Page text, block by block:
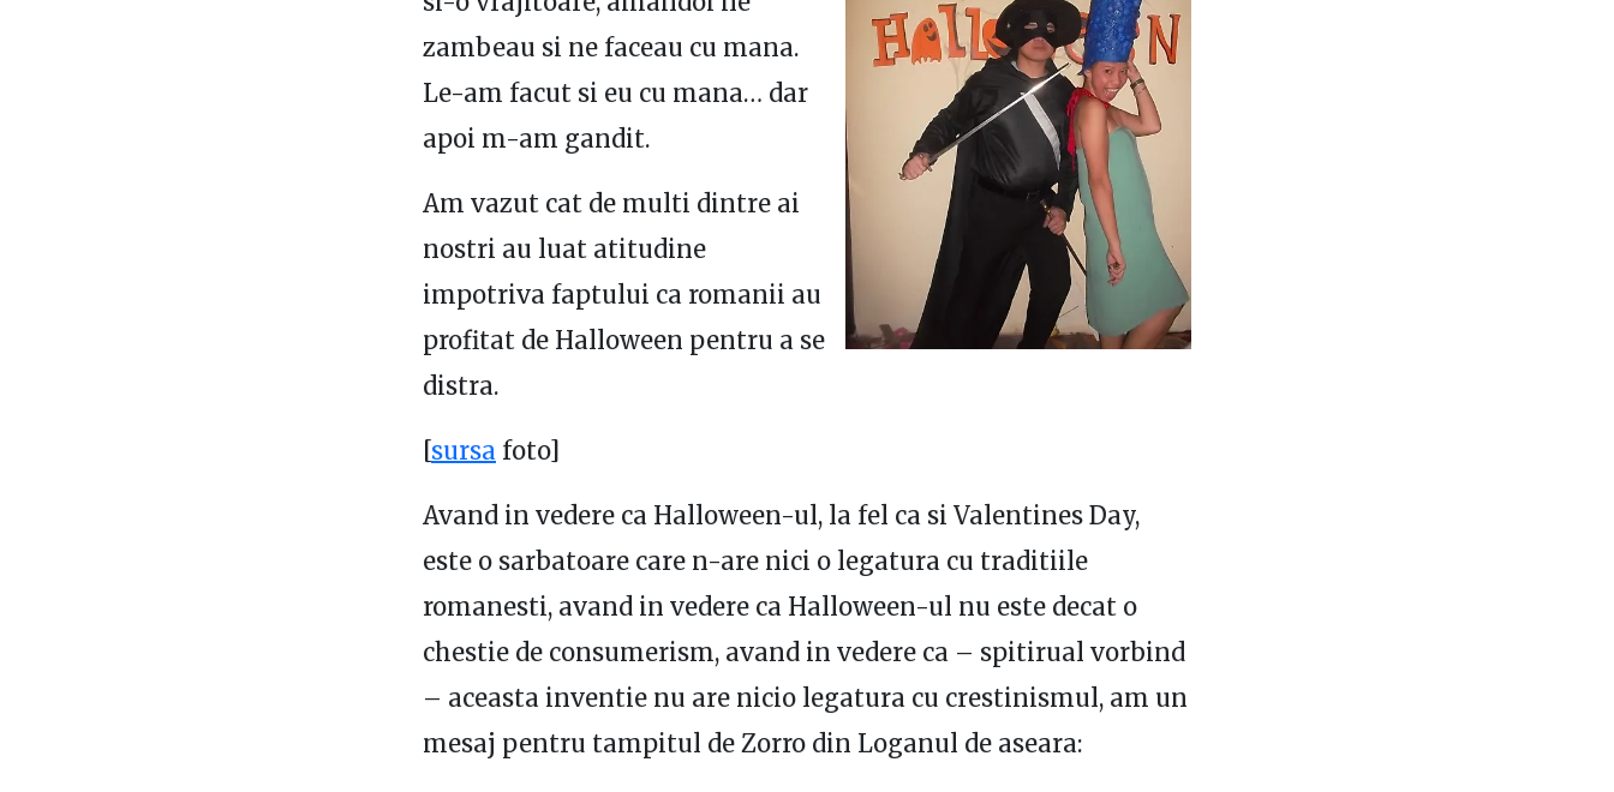
zambeau si ne faceau cu mana.
Le-am facut si eu cu mana… dar
apoi m-am gandit.
Am vazut cat de multi dintre ai
nostri au luat atitudine
impotriva faptului ca romanii au
profitat de Halloween pentru a se
distra.
[sursa foto]
Avand in vedere ca Halloween-ul, la fel ca si Valentines Day,
este o sarbatoare care n-are nici o legatura cu traditiile
romanesti, avand in vedere ca Halloween-ul nu este decat o
chestie de consumerism, avand in vedere ca – spitirual vorbind
– aceasta inventie nu are nicio legatura cu crestinismul, am un
mesaj pentru tampitul de Zorro din Loganul de aseara: